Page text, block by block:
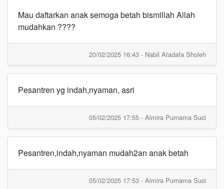
Mau daftarkan anak semoga betah bismillah Allah
mudahkan ????
20/02/2025 16:43 - Nabil Atadafa Sholeh
Pesantren yg indah,nyaman, asri
05/02/2025 17:55 - Almira Purnama Suci
Pesantren,indah,nyaman mudah2an anak betah
05/02/2025 17:53 - Almira Purnama Suci